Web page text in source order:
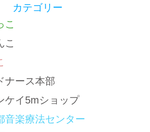
カテゴリー
こ
こ
ナース本部
ケイ5mショップ
音楽療法センター